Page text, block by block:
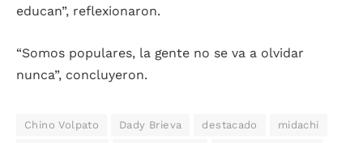
educan”, reflexionaron.
“Somos populares, la gente no se va a olvidar
nunca”, concluyeron.
Chino Volpato Dady Brieva destacado midachi